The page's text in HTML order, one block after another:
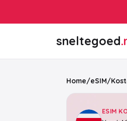
sneltegoed
Home/eSIM/
ESIM